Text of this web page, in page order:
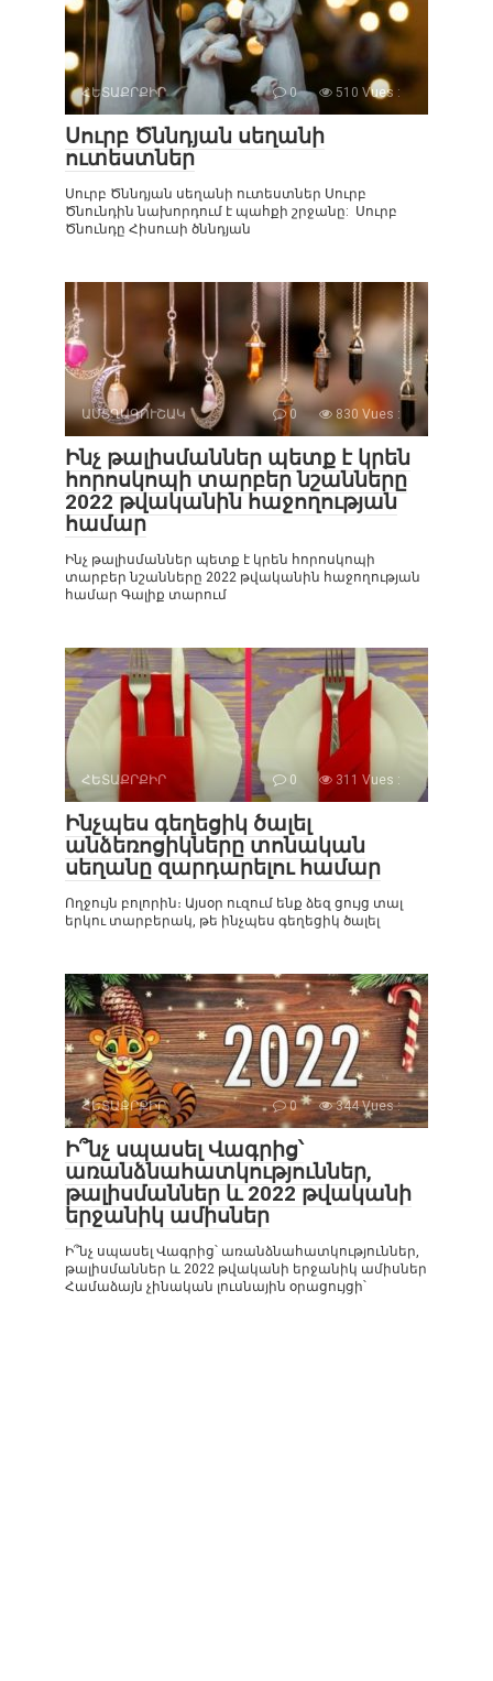
ՀԵՏԱՔՐՔԻՐ 0 510 Vues :
Սուրբ Ծննդյան սեղանի
ուտեստներ
Սուրբ Ծննդյան սեղանի ուտեստներ Սուրբ
Ծնունդին նախորդում է պահքի շրջանը: Սուրբ
Ծնունդը Հիսուսի ծննդյան
ԱՍՏՂԱԳՈՒՇԱԿ 0 830 Vues :
Ինչ թալիսմաններ պետք է կրեն
հորոսկոպի տարբեր նշանները
2022 թվականին հաջողության
համար
Ինչ թալիսմաններ պետք է կրեն հորոսկոպի
տարբեր նշանները 2022 թվականին հաջողության
համար Գալիք տարում
ՀԵՏԱՔՐՔԻՐ 0 311 Vues :
Ինչպես գեղեցիկ ծալել
անձեռոցիկները տոնական
սեղանը զարդարելու համար
Ողջույն բոլորին։ Այսօր ուզում ենք ձեզ ցույց տալ
երկու տարբերակ, թե ինչպես գեղեցիկ ծալել
ՀԵՏԱՔՐՔԻՐ 0 344 Vues :
Ի՞նչ սպասել Վագրից՝
առանձնահատկություններ,
թալիսմաններ և 2022 թվականի
երջանիկ ամիսներ
Ի՞նչ սպասել Վագրից՝ առանձնահատկություններ,
թալիսմաններ և 2022 թվականի երջանիկ ամիսներ
Համաձայն չինական լուսնային օրացույցի՝